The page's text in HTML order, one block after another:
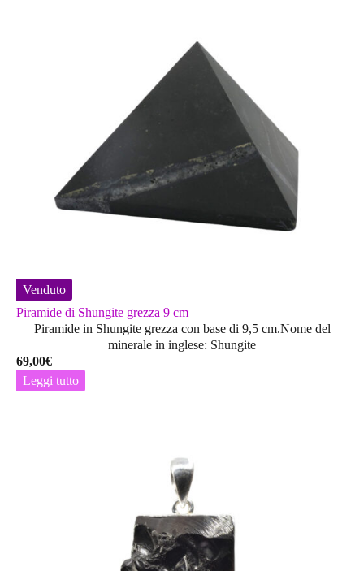
Venduto
Piramide di Shungite grezza 9 cm
Piramide in Shungite grezza con base di 9,5 cm.Nome del
minerale in inglese: Shungite
69,00€
Leggi tutto